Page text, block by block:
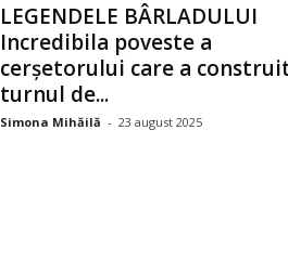
LEGENDELE BÂRLADULUI
Incredibila poveste a
cerșetorului care a
turnul de...
Simona Mihăilă - 23 august 2025